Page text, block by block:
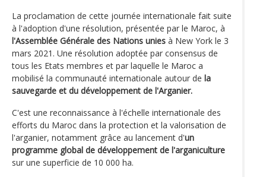
La proclamation de cette journée internationale fait suite
à l'adoption d'une résolution, présentée par le Maroc, à
l'Assemblée Générale des Nations unies à New York le 3
mars 2021. Une résolution adoptée par consensus de
tous les Etats membres et par laquelle le Maroc a
mobilisé la communauté internationale autour de la
sauvegarde et du développement de l'Arganier.
C'est une reconnaissance à l'échelle internationale des
efforts du Maroc dans la protection et la valorisation de
l'arganier, notamment grâce au lancement d'un
programme global de développement de l'arganiculture
sur une superficie de 10 000 ha.